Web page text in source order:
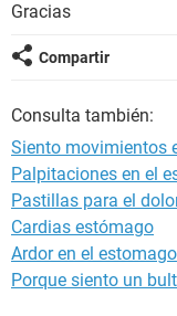
Gracias
Compartir
Consulta también:
Siento movimientos
Palpitaciones en el
Pastillas para el
Cardias estómago
Ardor en el estomago
Porque siento un